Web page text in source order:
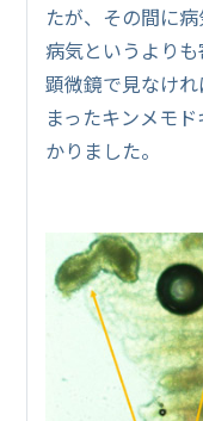
たが、その間に
病気というよりも
顕微鏡で見なけ
まったキンメモ
かりました。